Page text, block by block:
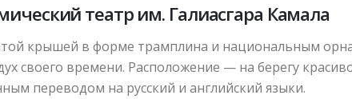
театр им. Галиасгара Камала
крышей в форме трамплина и национальным
своего времени. Расположение — на берегу
переводом на русский и английский языки.